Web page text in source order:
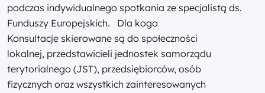
podczas indywidualnego spotkania ze specjalistą ds.
Funduszy Europejskich. Dla kogo
Konsultacje skierowane są do społeczności
lokalnej, przedstawicieli jednostek samorządu
terytorialnego (JST), przedsiębiorców, osób
fizycznych oraz wszystkich zainteresowanych